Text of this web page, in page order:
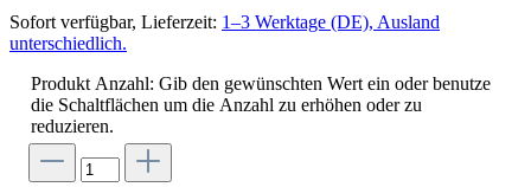
Sofort verfügbar, Lieferzeit: 1–3 Werktage (DE), Ausland
unterschiedlich.
Produkt Anzahl: Gib den gewünschten Wert ein oder benutze
die Schaltflächen um die Anzahl zu erhöhen oder zu
reduzieren.